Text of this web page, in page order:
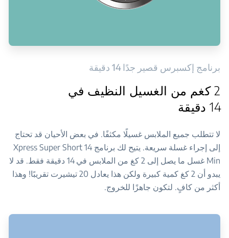
برنامج إكسبرس قصير جدًا 14 دقيقة
2 كغم من الغسيل النظيف في
14 دقيقة
لا تتطلب جميع الملابس غسيلًا مكثفًا. في بعض الأحيان قد تحتاج
إلى إجراء غسلة سريعة. يتيح لك برنامج Xpress Super Short 14
Min غسل ما يصل إلى 2 كغ من الملابس في 14 دقيقة فقط. قد لا
يبدو أن 2 كغ كمية كبيرة ولكن هذا يعادل 20 تيشيرت تقريبًا! وهذا
أكثر من كافٍ. لتكون جاهزًا للخروج.